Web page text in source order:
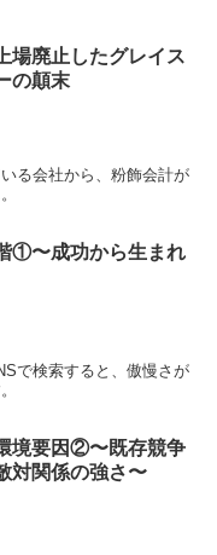
場廃止したグレイス
の顛末
る会社から、粉飾会計が
①〜成功から生まれ
で検索すると、傲慢さが
境要因②〜既存競争
対関係の強さ〜